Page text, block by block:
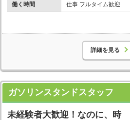
働く時間
仕事 フルタイム歓迎
詳細を見る
ガソリンスタンドスタッフ
未経験者大歓迎！なのに、時